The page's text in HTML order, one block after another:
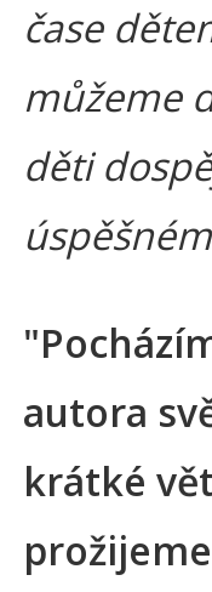
čase
můžeme
děti
autora
krátké